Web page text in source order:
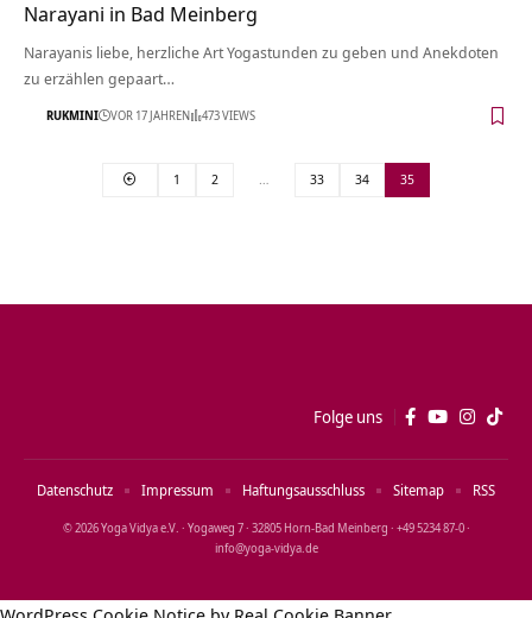
Narayani in Bad Meinberg
Narayanis liebe, herzliche Art Yogastunden zu geben und Anekdoten
zu erzählen gepaart…
RUKMINI VOR 17 JAHREN 473 VIEWS
1 2 … 33 34 35
Folge uns
© 2026 Yoga Vidya e.V. · Yogaweg 7 · 32805 Horn‑Bad Meinberg · +49 5234 87‑0 ·
info@yoga‑vidya.de
Datenschutz Impressum Haftungsausschluss Sitemap RSS